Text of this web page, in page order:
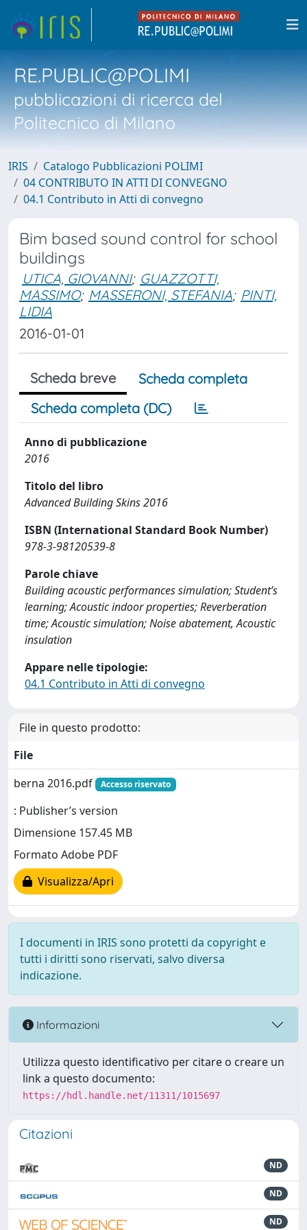
RE.PUBLIC@POLIMI
pubblicazioni di ricerca del
Politecnico di Milano
IRIS
Catalogo Pubblicazioni POLIMI
04 CONTRIBUTO IN ATTI DI CONVEGNO
04.1 Contributo in Atti di convegno
Bim based sound control for school
buildings
UTICA, GIOVANNI; GUAZZOTTI,
MASSIMO; MASSERONI, STEFANIA; PINTI,
LIDIA
2016-01-01
Scheda breve
Scheda completa
Scheda completa (DC)
Anno di pubblicazione
2016
Titolo del libro
Advanced Building Skins 2016
ISBN (International Standard Book Number)
978-3-98120539-8
Parole chiave
Building acoustic performances simulation; Student’s
learning; Acoustic indoor properties; Reverberation
time; Acoustic simulation; Noise abatement, Acoustic
insulation
Appare nelle tipologie:
04.1 Contributo in Atti di convegno
File in questo prodotto:
File
berna 2016.pdf
Accesso riservato
: Publisher’s version
Dimensione 157.45 MB
Formato Adobe PDF
Visualizza/Apri
I documenti in IRIS sono protetti da copyright e
tutti i diritti sono riservati, salvo diversa
indicazione.
Informazioni
Utilizza questo identificativo per citare o creare un
link a questo documento:
https://hdl.handle.net/11311/1015697
Citazioni
ND
ND
ND